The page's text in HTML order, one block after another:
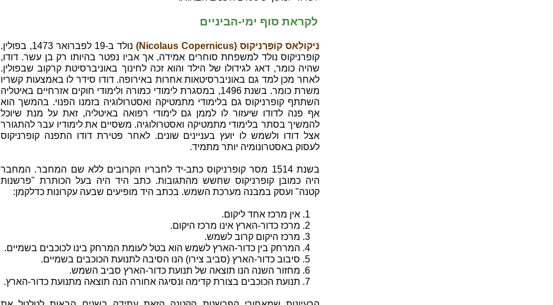
לקראת סוף ימי-הביניים
נִיקוֹלַאס קוֹפֶּרְנִיקוּס (Nicolaus Copernicus)
נולד ב-19 לפברואר 1473, בפולין.
קופרניקוס נולד למשפחת סוחרים אמידה, אך אביו נפטר בהיותו רק בן עשר. דודו,
שהיה כומר, דאג לגידולו של הילד והוא זכה לחינוך באוניברסיטת קרקוב שבפולין.
לאחר מכן למד גם באוניברסיטאות אחרות באירופה. דודו סידר לו באמצעות קשריו
משרת כומר. בשנת 1496, במסגרת לימודי כמורה ולימודי חוקים אזרחיים באיטליה
השתתף קופרניקוס גם בלימודי מתמטיקה ואסטרולוגיה בזמנו הפנוי. בהמשך הוא
אף פנה לדודו שיעזור לו לממן גם לימודי רפואה באיטליה, זאת על מנת שיוכל
להמשיך בסתר בלימודי מתמטיקה ואסטרולוגיה. משסיים את לימודיו עבר להתגורר
אצל דודו ולשמש לו יועץ בעניינים שונים. לאחר פטירת דודו התפנה קופרניקוס
לעסוק באסטרונומיה יותר מתמיד.
בשנת 1514 מסר קופרניקוס כתב-יד לחבריו הקרובים ללא שם המחבר. המחבר
היה כמובן קופרניקוס שחשש מהתגובות. כתב היד היה בעל הכותרת "פרשנות
קטנה" ועסק במבנה מערכת השמש. בכתב היד מופיעים שבעה עקרונות כדלקמן: